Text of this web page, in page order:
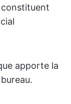
constituent
apporte la